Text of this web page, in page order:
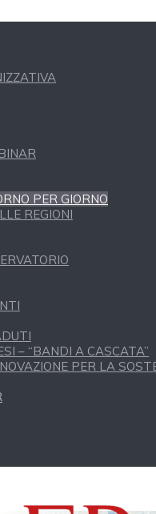
PER GIORNO
REGIONI
– “BANDI A CASCATA”
PER LA